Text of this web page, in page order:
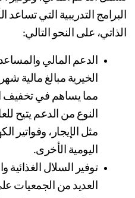
على النحو التالي:
اليومية الأخرى.